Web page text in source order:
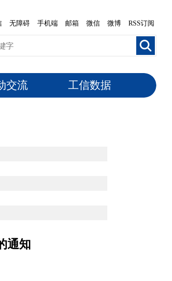
无障碍 手机端 邮箱 微信 微博 RSS订阅
交流 工信数据
通知